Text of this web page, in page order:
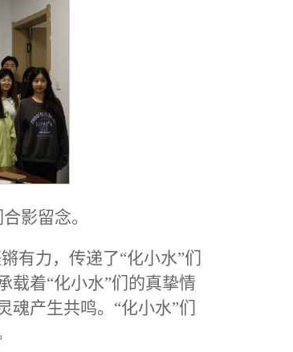
影留念。
有力，传递了“化小水”们
载着“化小水”们的真挚情
魂产生共鸣。“化小水”们